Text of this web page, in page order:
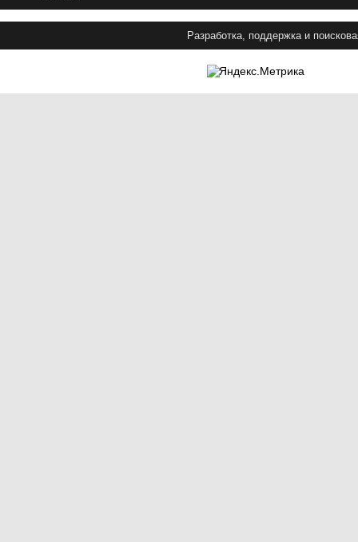
Разработка, поддержка и